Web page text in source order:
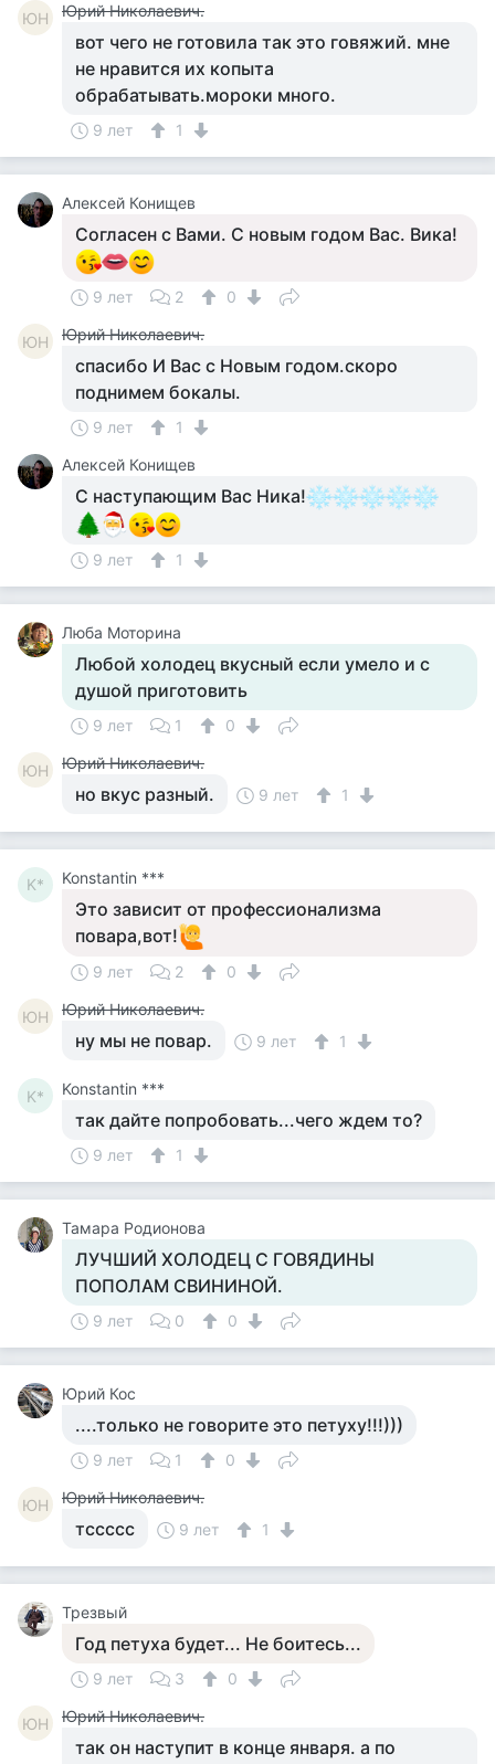
ЮН Юрий Николаевич.
вот чего не готовила так это говяжий. мне
не нравится их копыта
обрабатывать.мороки много.
9 лет 1
Алексей Конищев
Согласен с Вами. С новым годом Вас. Вика!
9 лет 2 0
ЮН Юрий Николаевич.
спасибо И Вас с Новым годом.скоро
поднимем бокалы.
9 лет
1
Алексей Конищев
С наступающим Вас Ника!
9 лет 1
Люба Моторина
Любой холодец вкусный если умело и с
душой приготовить
9 лет 1 0
ЮН Юрий Николаевич.
но вкус разный. 9 лет 1
K* Konstantin ***
Это зависит от профессионализма
повара,вот!
9 лет 2 0
ЮН Юрий Николаевич.
ну мы не повар. 9 лет 1
K* Konstantin ***
так дайте попробовать...чего ждем то?
9 лет 1
Тамара Родионова
ЛУЧШИЙ ХОЛОДЕЦ С ГОВЯДИНЫ
ПОПОЛАМ СВИНИНОЙ.
9 лет 0 0
Юрий Кос
....только не говорите это петуху!!!)))
9 лет 1 0
ЮН Юрий Николаевич.
тссссс 9 лет 1
Трезвый
Год петуха будет... Не боитесь...
9 лет 3 0
ЮН Юрий Николаевич.
так он наступит в конце января. а по